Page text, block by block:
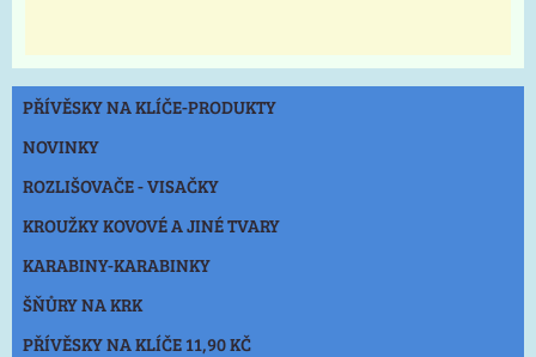
PŘÍVĚSKY NA KLÍČE-PRODUKTY
NOVINKY
ROZLIŠOVAČE - VISAČKY
KROUŽKY KOVOVÉ A JINÉ TVARY
KARABINY-KARABINKY
ŠŇŮRY NA KRK
PŘÍVĚSKY NA KLÍČE 11,90 KČ